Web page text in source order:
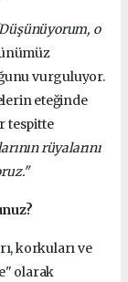
o
vurguluyor.
eteğinde
tespitte
rüyalarını
korkuları ve
olarak